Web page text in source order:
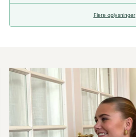
Flere oplysninger